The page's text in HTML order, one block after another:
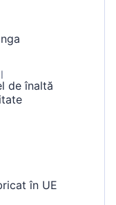
de înaltă
în UE